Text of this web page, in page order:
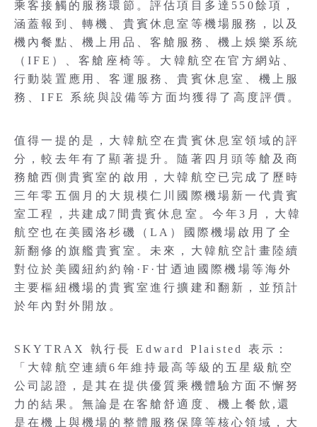
乘客接觸的服務環節。評估項目多達550餘項，
涵蓋報到、轉機、貴賓休息室等機場服務，以及
機內餐點、機上用品、客艙服務、機上娛樂系統
（IFE）、客艙座椅等。大韓航空在官方網站、
行動裝置應用、客運服務、貴賓休息室、機上服
務、IFE 系統與設備等方面均獲得了高度評價。
值得一提的是，大韓航空在貴賓休息室領域的評
分，較去年有了顯著提升。隨著四月頭等艙及商
務艙西側貴賓室的啟用，大韓航空已完成了歷時
三年零五個月的大規模仁川國際機場新一代貴賓
室工程，共建成7間貴賓休息室。今年3月，大韓
航空也在美國洛杉磯（LA）國際機場啟用了全
新翻修的旗艦貴賓室。未來，大韓航空計畫陸續
對位於美國紐約約翰·F·甘迺迪國際機場等海外
主要樞紐機場的貴賓室進行擴建和翻新，並預計
於年內對外開放。
SKYTRAX 執行長 Edward Plaisted 表示：
「大韓航空連續6年維持最高等級的五星級航空
公司認證，是其在提供優質乘機體驗方面不懈努
力的結果。無論是在客艙舒適度、機上餐飲,還
是在機上與機場的整體服務保障等核心領域，大